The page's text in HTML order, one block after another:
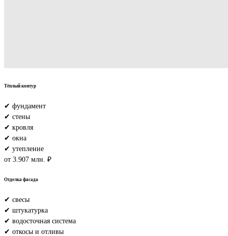
Тёплый контур
✔ фундамент
✔ стены
✔ кровля
✔ окна
✔ утепление
от 3.907 млн. ₽
Отделка фасада
✔ свесы
✔ штукатурка
✔ водосточная система
✔ откосы и отливы